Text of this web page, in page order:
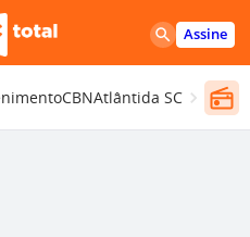
Assine
CBNAtlântida SC